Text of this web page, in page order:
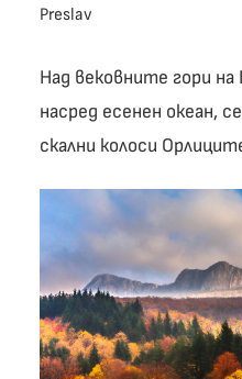
Preslav
Над вековните гори
насред есенен океан,
скални колоси